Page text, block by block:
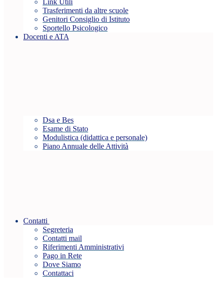
Link Utili
Trasferimenti da altre scuole
Genitori Consiglio di Istituto
Sportello Psicologico
Docenti e ATA
Dsa e Bes
Esame di Stato
Modulistica (didattica e personale)
Piano Annuale delle Attività
Contatti
Segreteria
Contatti mail
Riferimenti Amministrativi
Pago in Rete
Dove Siamo
Contattaci